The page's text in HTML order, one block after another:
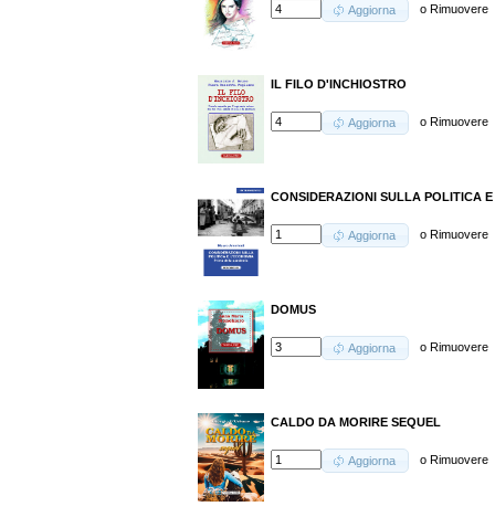
Aggiorna oRimuovere
IL FILO D'INCHIOSTRO
Aggiorna oRimuovere
CONSIDERAZIONI SULLA POLITICA
Aggiorna oRimuovere
DOMUS
Aggiorna oRimuovere
CALDO DA MORIRE SEQUEL
Aggiorna oRimuovere